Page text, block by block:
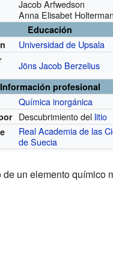
Jacob Arfwedson
Anna Elisabet Holterman
Educación
Universidad de Upsala
Jöns Jacob Berzelius
Información profesional
Química inorgánica
Descubrimiento del litio
Real Academia de las
de Suecia
un elemento químico